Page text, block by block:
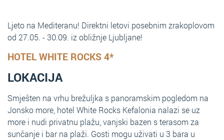
Ljeto na Mediteranu! Direktni letovi posebnim zrakoplovom
od 27.05. - 30.09. iz obližnje Ljubljane!
HOTEL WHITE ROCKS 4*
LOKACIJA
Smješten na vrhu brežuljka s panoramskim pogledom na
Jonsko more, hotel White Rocks Kefalonia nalazi se uz
more i nudi privatnu plažu, vanjski bazen s terasom za
sunčanje i bar na plaži. Gosti mogu uživati u 3 bara u